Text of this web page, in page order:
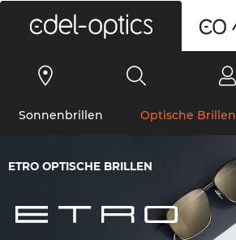
Sonnenbrillen Optische Brillen
ETRO OPTISCHE BRILLEN